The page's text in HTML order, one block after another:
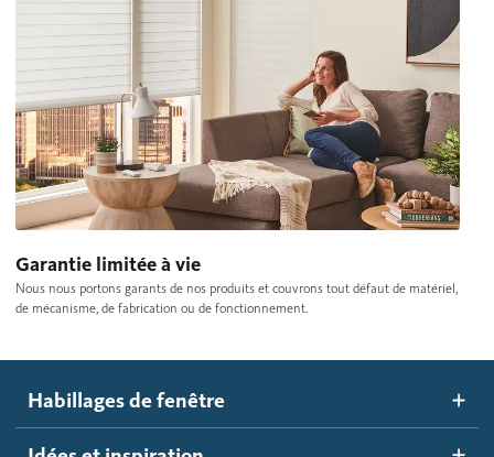
Garantie limitée à vie
Nous nous portons garants de nos produits et couvrons tout défaut de matériel,
de mécanisme, de fabrication ou de fonctionnement.
Habillages de fenêtre